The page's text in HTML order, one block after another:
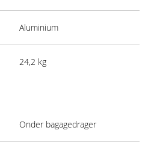
Aluminium
24,2 kg
Onder bagagedrager